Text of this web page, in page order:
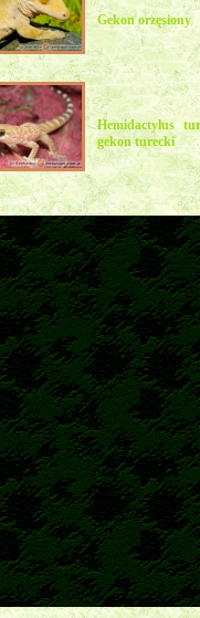
Gekon orzęsiony
Hemidactylus
gekon turecki